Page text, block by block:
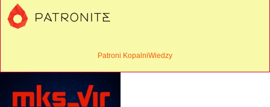
Patroni KopalniWiedzy